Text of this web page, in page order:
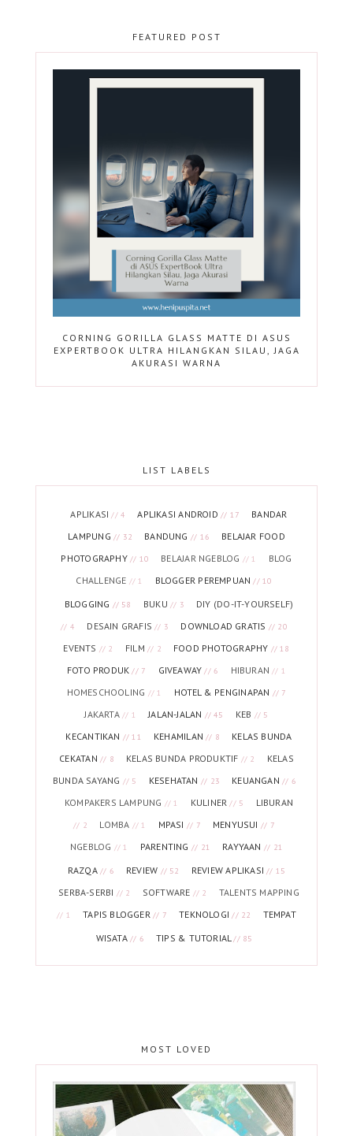
FEATURED POST
CORNING GORILLA GLASS MATTE DI ASUS
EXPERTBOOK ULTRA HILANGKAN SILAU, JAGA
AKURASI WARNA
LIST LABELS
APLIKASI// 4 APLIKASI ANDROID // 17
BANDAR
LAMPUNG // 32 BANDUNG // 16
BELAJAR FOOD
PHOTOGRAPHY // 10 BELAJAR NGEBLOG // 1
BLOG
CHALLENGE // 1 BLOGGER PEREMPUAN// 10
BLOGGING // 58 BUKU // 3 DIY (DO-IT-YOURSELF)
// 4 DESAIN GRAFIS// 3 DOWNLOAD GRATIS // 20
EVENTS // 2 FILM // 2 FOOD PHOTOGRAPHY // 18
FOTO PRODUK// 7 GIVEAWAY// 6 HIBURAN// 1
HOMESCHOOLING // 1 HOTEL & PENGINAPAN // 7
JAKARTA// 1 JALAN-JALAN // 45 KEB // 5
KECANTIKAN // 11 KEHAMILAN// 8
KELAS BUNDA
CEKATAN // 8 KELAS BUNDA PRODUKTIF // 2
KELAS
BUNDA SAYANG // 5 KESEHATAN // 23 KEUANGAN// 6
KOMPAKERS LAMPUNG // 1 KULINER// 5 LIBURAN
// 2 LOMBA // 1 MPASI // 7 MENYUSUI // 7
NGEBLOG // 1 PARENTING // 21 RAYYAAN // 21
RAZQA // 6 REVIEW // 52 REVIEW APLIKASI// 15
SERBA-SERBI // 2 SOFTWARE // 2 TALENTS MAPPING
// 1 TAPIS BLOGGER// 7 TEKNOLOGI// 22
TEMPAT
WISATA // 6 TIPS & TUTORIAL// 85
MOST LOVED